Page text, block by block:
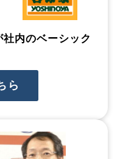
内のベーシック
ら